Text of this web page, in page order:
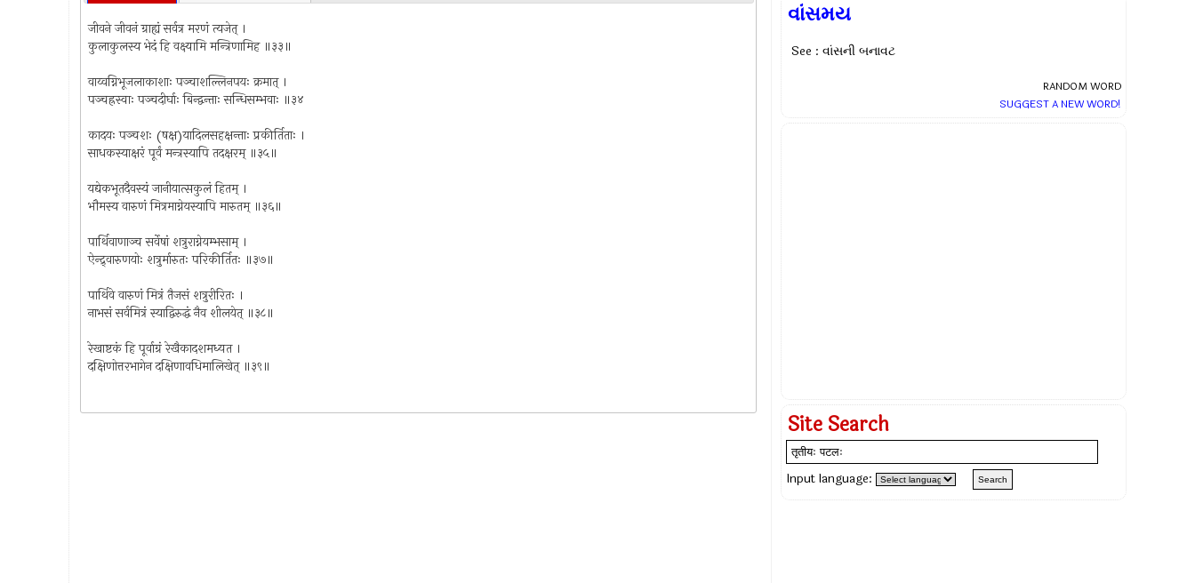
जीवने जीवनं ग्राह्यं सर्वत्र मरणं त्यजेत् ।
कुलाकुलस्य भेदं हि वक्ष्यामि मन्त्रिणामिह ॥३३॥
वाय्वग्निभूजलाकाशाः पञ्चाशल्लिनपयः क्रमात् ।
पञ्चह्रस्वाः पञ्चदीर्घाः बिन्द्वन्ताः सन्धिसम्भवाः ॥३४
कादयः पञ्चशः (षक्ष)यादिलसहक्षन्ताः प्रकीर्तिताः ।
साधकस्याक्षरं पूर्वं मन्त्रस्यापि तदक्षरम् ॥३५॥
यद्येकभूतदैवस्यं जानीयात्सकुलं हितम् ।
भौमस्य वारुणं मित्रमाग्नेयस्यापि मारुतम् ॥३६॥
पार्थिवाणाञ्च सर्वेषां शत्रुराग्नेयम्भसाम् ।
ऐन्द्र्वारुणयोः शत्रुर्मारुतः परिकीर्तितः ॥३७॥
पार्थिवे वारुणं मित्रं तैजसं शत्रुरीरितः ।
नाभसं सर्वमित्रं स्याद्विरुद्धं नैव शीलयेत् ॥३८॥
रेखाष्टकं हि पूर्वाग्रं रेखैकादशमध्यत ।
दक्षिणोत्तरभागेन दक्षिणावधिमालिखेत् ॥३९॥
વાંસમય
See : વાંસની બનાવટ
RANDOM WORD
SUGGEST A NEW WORD!
Site Search
Input language: